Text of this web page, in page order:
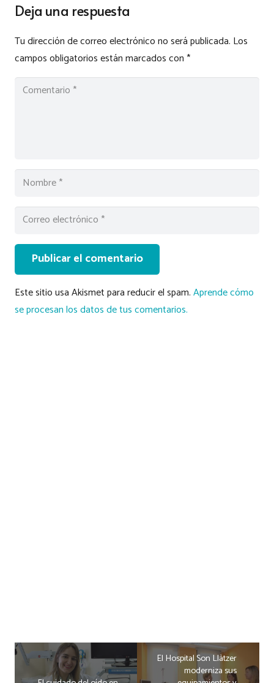
Deja una respuesta
Tu dirección de correo electrónico no será publicada. Los
campos obligatorios están marcados con*
Publicar el comentario
Este sitio usa Akismet para reducir el spam.Aprende cómo
se procesan los datos de tus comentarios.
El Hospital Son Llàtzer
moderniza sus